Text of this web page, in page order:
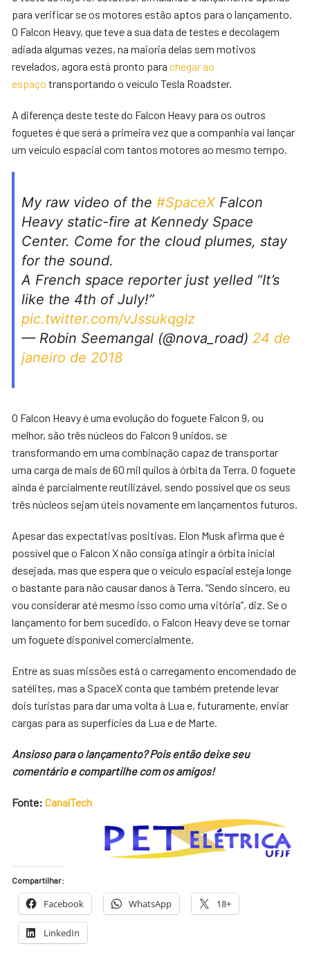
para verificar se os motores estão aptos para o lançamento.
O Falcon Heavy, que teve a sua data de testes e decolagem
adiada algumas vezes, na maioria delas sem motivos
revelados, agora está pronto parachegar ao
espaço transportando o veículo Tesla Roadster.
A diferença deste teste do Falcon Heavy para os outros
foguetes é que será a primeira vez que a companhia vai lançar
um veículo espacial com tantos motores ao mesmo tempo.
My raw video of the#SpaceXFalcon
Heavy static-fire at Kennedy Space
Center. Come for the cloud plumes, stay
for the sound.
A French space reporter just yelled “It’s
like the 4th of July!”
pic.twitter.com/vJssukqgIz
— Robin Seemangal (@nova_road) 24 de
janeiro de 2018
O Falcon Heavy é uma evolução do foguete Falcon 9, ou
melhor, são três núcleos do Falcon 9 unidos, se
transformando em uma combinação capaz de transportar
uma carga de mais de 60 mil quilos à órbita da Terra. O foguete
ainda é parcialmente reutilizável, sendo possível que os seus
três núcleos sejam úteis novamente em lançamentos futuros.
Apesar das expectativas positivas, Elon Musk afirma que é
possível que o Falcon X não consiga atingir a órbita inicial
desejada, mas que espera que o veículo espacial esteja longe
o bastante para não causar danos à Terra. “Sendo sincero, eu
vou considerar até mesmo isso como uma vitória”, diz. Se o
lançamento for bem sucedido, o Falcon Heavy deve se tornar
um foguete disponível comercialmente.
Entre as suas missões está o carregamento encomendado de
satélites, mas a SpaceX conta que também pretende levar
dois turistas para dar uma volta à Lua e, futuramente, enviar
cargas para as superfícies da Lua e de Marte.
Ansioso para o lançamento? Pois então deixe seu
comentário e compartilhe com os amigos!
Fonte:CanalTech
Compartilhar:
Facebook WhatsApp 18+
LinkedIn